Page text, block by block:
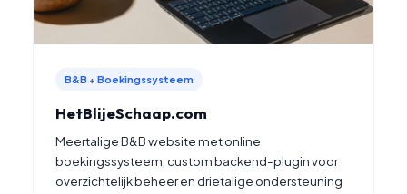
B&B + Boekingssysteem
HetBlijeSchaap.com
Meertalige B&B website met online
boekingssysteem, custom backend-plugin voor
overzichtelijk beheer en drietalige ondersteuning